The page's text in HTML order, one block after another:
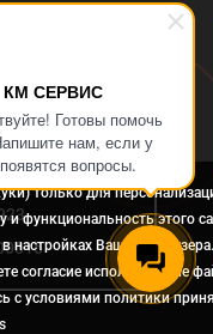
КМ СЕРВИС
Готовы помочь
нам, если у
вопросы.
только для
функциональность этого
настройках Вашего браузера.
согласие использование
с условиями политики